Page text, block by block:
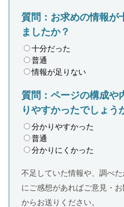
質問：お求めの情報が
ましたか？
十分だった
普通
情報が足りない
質問：ページの構成や
りやすかったでしょう
分かりやすかった
普通
分かりにくかった
不足していた情報や、調べ
にご感想があればご意見・
からお送りください。